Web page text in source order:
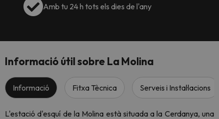
Amb tu 24 h tots els dies de l'any
Informació útil sobre La Molina
Informació Fitxa Tècnica Serveis i Instal·lacions
L'estació d'esquí de la Molina està situada a la Cerdanya, una